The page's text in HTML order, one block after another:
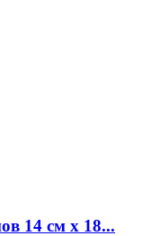
14 см х 18...